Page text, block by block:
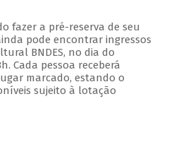
fazer a pré-reserva de seu
pode encontrar ingressos
BNDES, no dia do
Cada pessoa receberá
marcado, estando o
sujeito à lotação